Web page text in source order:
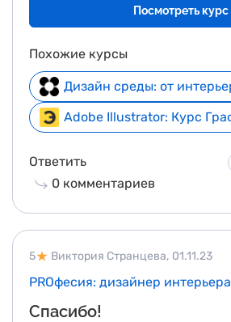
Посмотреть курс
Похожие курсы
Ответить
0 комментариев
5 01.11.23
Виктория Странцева,
PROфесия: дизайнер интерьера
Спасибо!